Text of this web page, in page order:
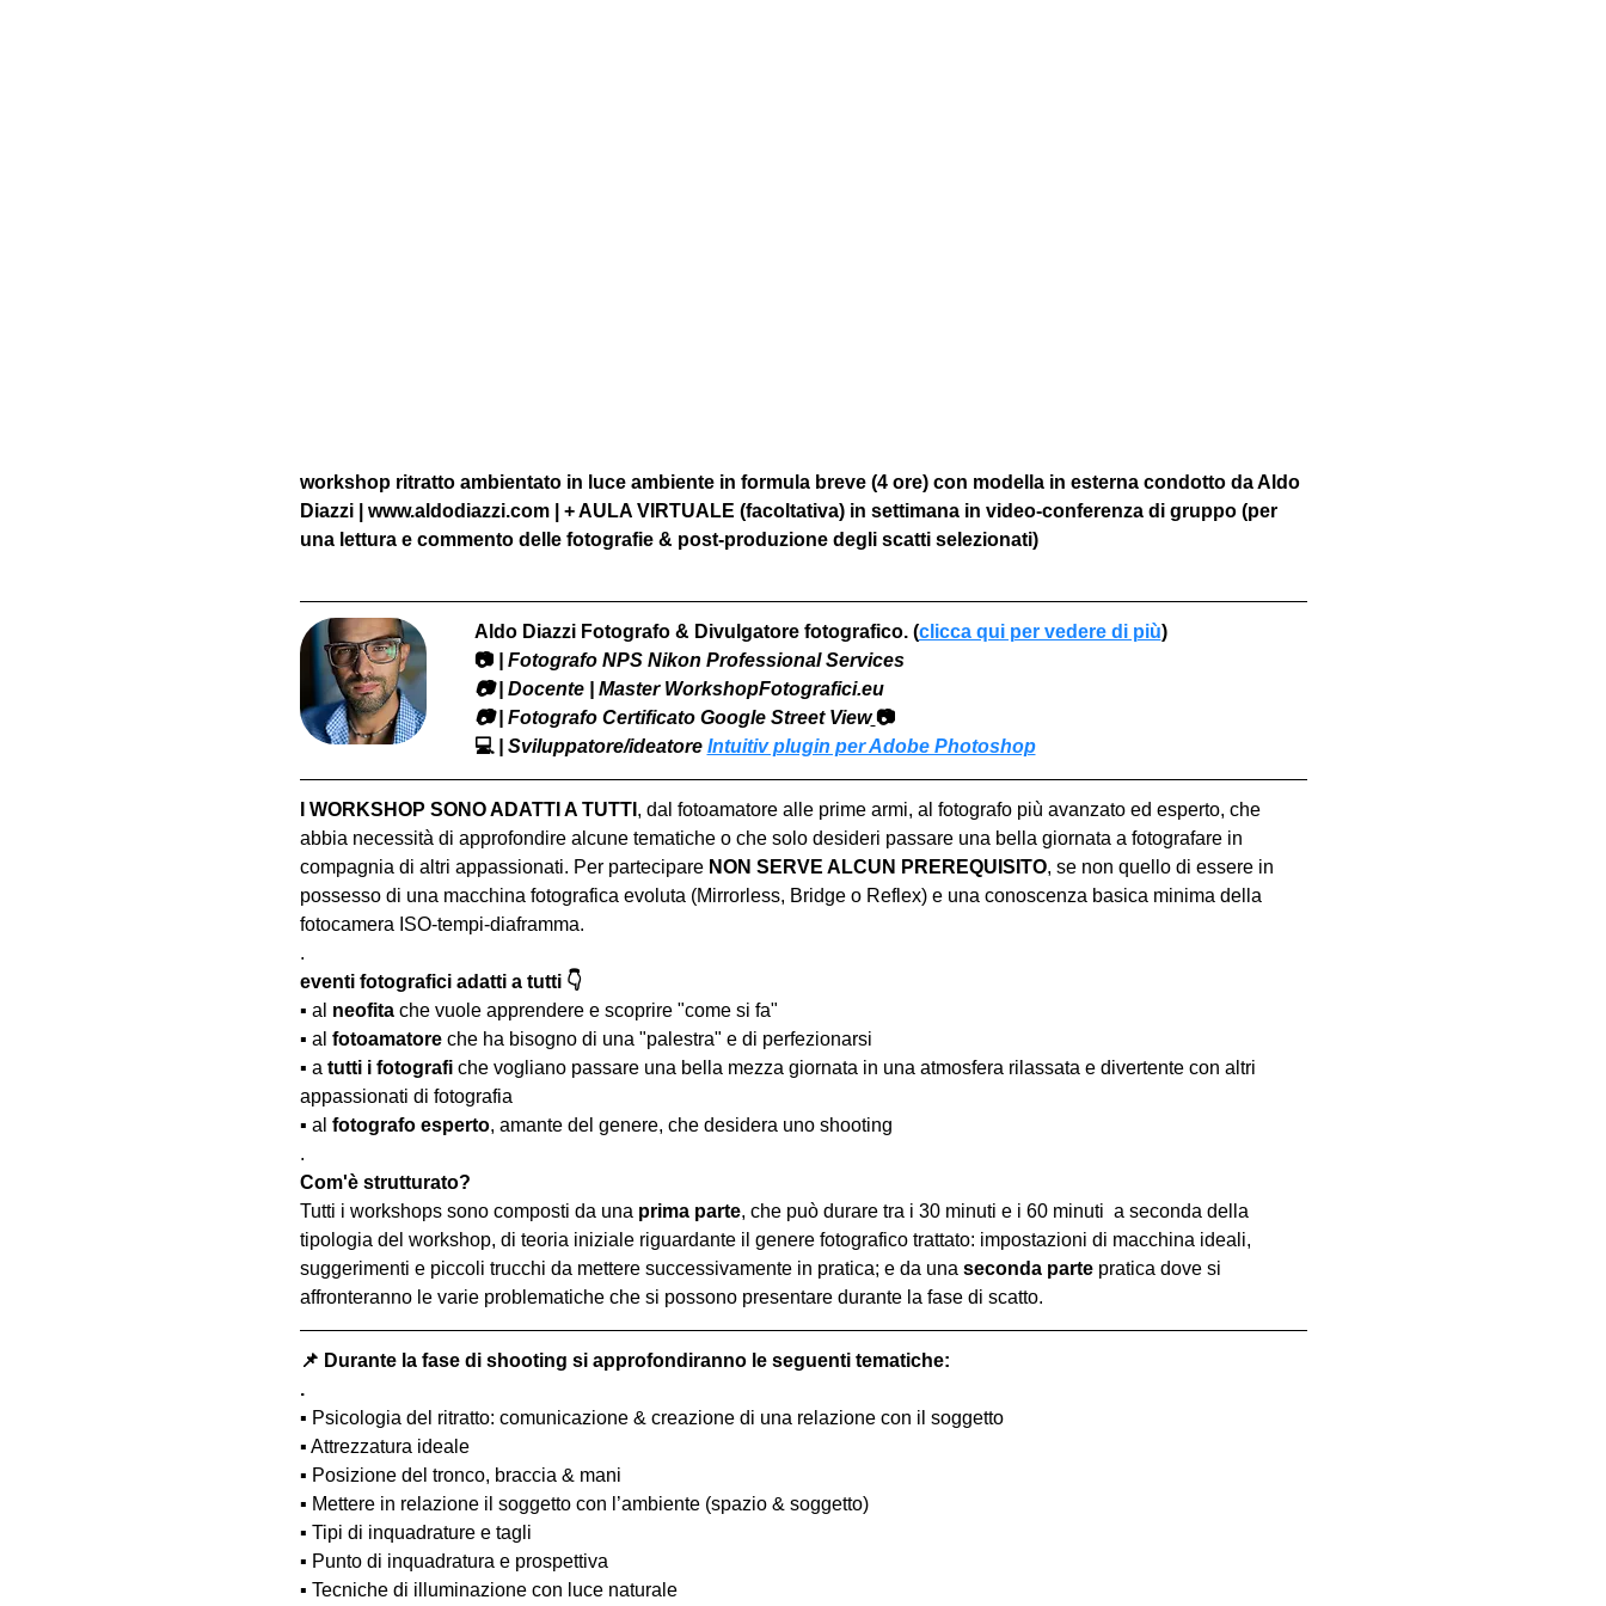
workshop ritratto ambientato in luce ambiente in formula breve (4 ore) con modella in esterna condotto da Aldo
Diazzi | www.aldodiazzi.com | + AULA VIRTUALE (facoltativa) in settimana in video-conferenza di gruppo (per
una lettura e commento delle fotografie & post-produzione degli scatti selezionati)
Aldo Diazzi Fotografo & Divulgatore fotografico. (clicca qui per vedere di più)
📷 | Fotografo NPS Nikon Professional Services
​📷 | Docente | Master WorkshopFotografici.eu
📷 | Fotografo Certificato Google Street View 📷
💻 | Sviluppatore/ideatore Intuitiv plugin per Adobe Photoshop
I WORKSHOP SONO ADATTI A TUTTI , dal fotoamatore alle prime armi, al fotografo più avanzato ed esperto, che
abbia necessità di approfondire alcune tematiche o che solo desideri passare una bella giornata a fotografare in
compagnia di altri appassionati. Per partecipare NON SERVE ALCUN PREREQUISITO, se non quello di essere in
possesso di una macchina fotografica evoluta (Mirrorless, Bridge o Reflex) e una conoscenza basica minima della
fotocamera ISO-tempi-diaframma.
.
eventi fotografici adatti a tutti 👇
▪️ al neofita che vuole apprendere e scoprire "come si fa"
▪️ al fotoamatore che ha bisogno di una "palestra" e di perfezionarsi
▪️ a tutti i fotografi che vogliano passare una bella mezza giornata in una atmosfera rilassata e divertente con altri
appassionati di fotografia
▪️ al fotografo esperto, amante del genere, che desidera uno shooting
.
Com'è strutturato?
Tutti i workshops sono composti da una prima parte, che può durare tra i 30 minuti e i 60 minuti  a seconda della
tipologia del workshop, di teoria iniziale riguardante il genere fotografico trattato: impostazioni di macchina ideali,
suggerimenti e piccoli trucchi da mettere successivamente in pratica; e da una seconda parte pratica dove si
affronteranno le varie problematiche che si possono presentare durante la fase di scatto.
📌 Durante la fase di shooting si approfondiranno le seguenti tematiche:
.
▪️ Psicologia del ritratto: comunicazione & creazione di una relazione con il soggetto
▪️ Attrezzatura ideale
▪️ Posizione del tronco, braccia & mani
▪️ Mettere in relazione il soggetto con l’ambiente (spazio & soggetto)
▪️ Tipi di inquadrature e tagli
▪️ Punto di inquadratura e prospettiva
▪️ Tecniche di illuminazione con luce naturale